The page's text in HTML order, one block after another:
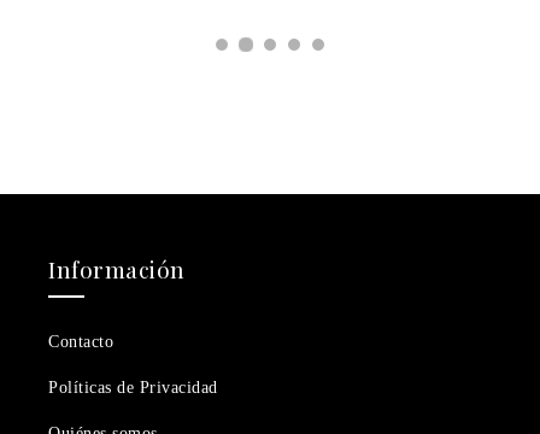
Información
Contacto
Políticas de Privacidad